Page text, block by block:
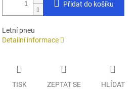
Přidat do košíku
Letní pneu
Detailní informace
TISK ZEPTAT SE HLÍDAT